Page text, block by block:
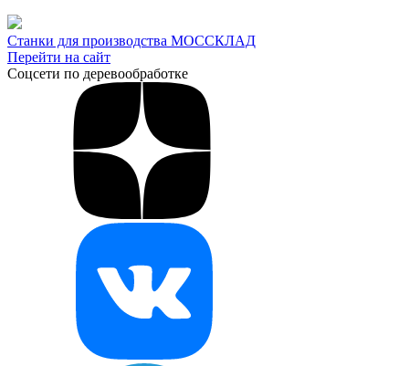
Станки для производства МОССКЛАД
Перейти на сайт
Соцсети по деревообработке